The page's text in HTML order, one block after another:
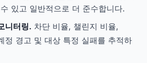
있고 일반적으로 더 준수합니다.
니터링. 차단 비율, 챌린지 비율,
정 경고 및 대상 특정 실패를 추적하